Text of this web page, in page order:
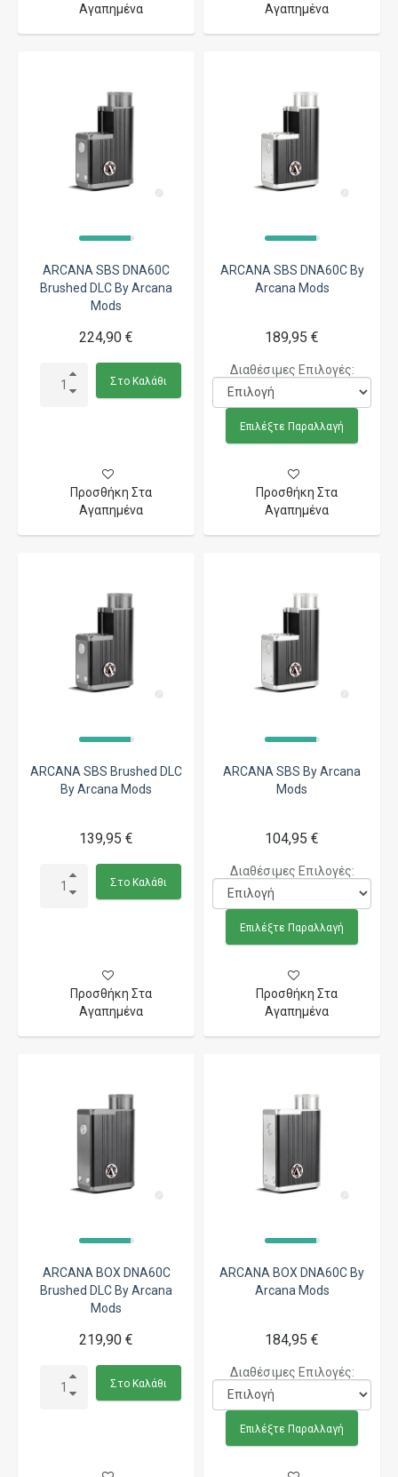
Αγαπημένα Αγαπημένα
ARCANA SBS DNA60C
Brushed DLC By Arcana
Mods
224,90 €
Στο Καλάθι
Προσθήκη Στα
Αγαπημένα
ARCANA SBS DNA60C By
Arcana Mods
189,95 €
Διαθέσιμες Επιλογές:
Επιλέξτε Παραλλαγή
Προσθήκη Στα
Αγαπημένα
ARCANA SBS Brushed DLC
By Arcana Mods
139,95 €
Στο Καλάθι
Προσθήκη Στα
Αγαπημένα
ARCANA SBS By Arcana
Mods
104,95 €
Διαθέσιμες Επιλογές:
Επιλέξτε Παραλλαγή
Προσθήκη Στα
Αγαπημένα
ARCANA BOX DNA60C
Brushed DLC By Arcana
Mods
219,90 €
Στο Καλάθι
ARCANA BOX DNA60C By
Arcana Mods
184,95 €
Διαθέσιμες Επιλογές:
Επιλέξτε Παραλλαγή